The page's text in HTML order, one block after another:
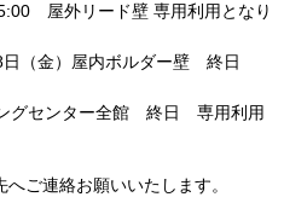
屋外リード壁 専用利用となり
日（金）屋内ボルダー壁 終日
グセンター全館 終日 専用利用
ご連絡お願いいたします。